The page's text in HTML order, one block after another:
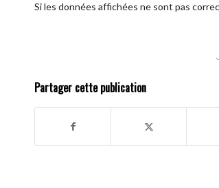
Si les données affichées ne sont pas
Partager cette publication